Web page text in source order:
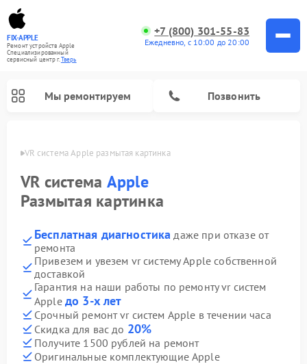
FIX-APPLE
Ремонт устройств Apple
Специализированный
cервисный центр г.Тверь
+7 (800) 301-55-83
Ежедневно, с 10:00 до 20:00
Мы ремонтируем Позвонить
VR система Apple размытая картинка
VR система Apple
Размытая картинка
Бесплатная диагностика даже при отказе от
ремонта
Привезем и увезем vr систему Apple собственной
доставкой
Гарантия на наши работы по ремонту vr систем
Apple до 3-х лет
Срочный ремонт vr систем Apple в течении часа
Скидка для вас до 20%
Получите 1500 рублей на ремонт
Оригинальные комплектующие Apple